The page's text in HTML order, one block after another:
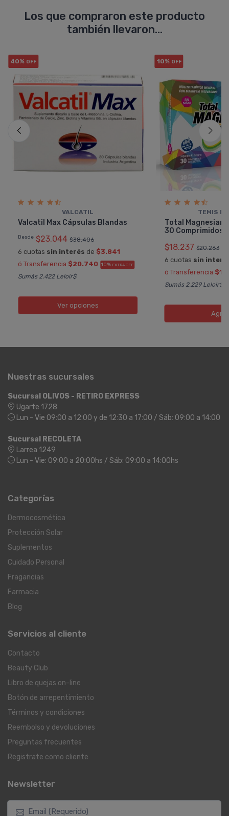
Los que compraron este producto
también llevaron...
40% OFF
VALCATIL
Valcatil Max Cápsulas Blandas
Desde $23.044 $38.406
6 cuotas sin interés de $3.841
ó Transferencia $20.740 10% EXTRA OFF
Sumás 2.422 Leloir$
Ver opciones
10% OFF
TEMIS
Total
30 Comprimidos
$18.237 $20.263
6 cuotas sin
ó Transferencia
Sumás 2.229 Leloir$
Nuestras sucursales
Sucursal OLIVOS - RETIRO EXPRESS
Ugarte 1728
Lun - Vie 09:00 a 12:00 y de 12:30 a 17:00 / Sáb: 09:00 a 14:00
Sucursal RECOLETA
Larrea 1249
Lun - Vie: 09:00 a 20:00hs / Sáb: 09:00 a 14:00hs
Categorías
Dermocosmética
Protección Solar
Suplementos
Cuidado Personal
Fragancias
Farmacia
Blog
Servicios al cliente
Contacto
Beauty Club
Libro de quejas on-line
Botón de arrepentimiento
Términos y condiciones
Reembolso y devoluciones
Preguntas frecuentes
Registrate como cliente
Newsletter